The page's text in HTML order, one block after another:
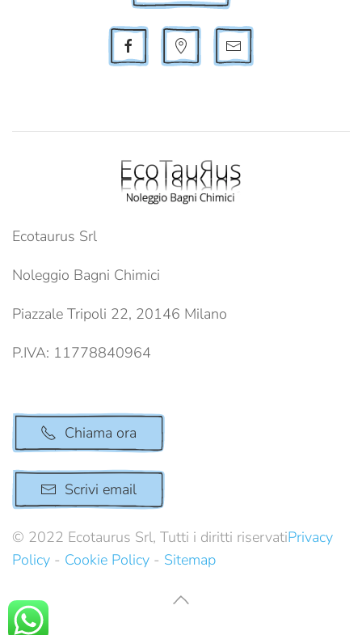
Ecotaurus Srl
Noleggio Bagni Chimici
Piazzale Tripoli 22, 20146 Milano
P.IVA: 11778840964
Chiama ora
Scrivi email
© 2022 Ecotaurus Srl, Tutti i diritti riservatiPrivacy
Policy - Cookie Policy - Sitemap